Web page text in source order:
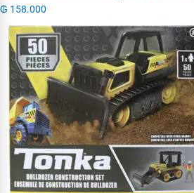
₲ 158.000